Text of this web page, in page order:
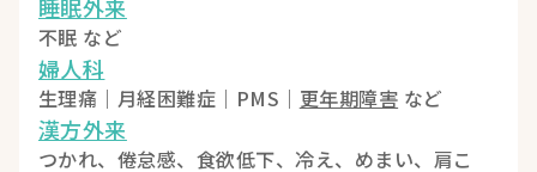
睡眠外来
不眠 など
婦人科
生理痛｜月経困難症｜PMS｜ 更年期障害 など
漢方外来
つかれ、倦怠感、食欲低下、冷え、めまい、肩こ